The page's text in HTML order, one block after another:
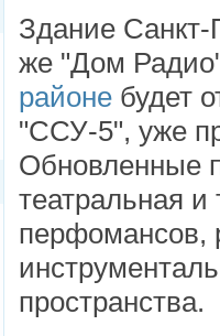
Здание Санкт-
же "Дом
районе будет
"ССУ-5", уже
Обновленные
театральная
перфомансов,
пространства.